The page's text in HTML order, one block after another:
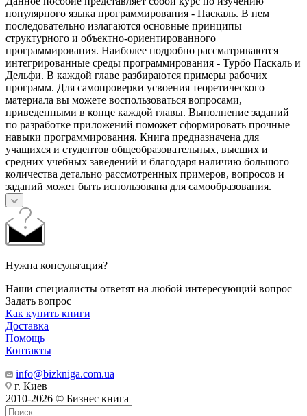
популярного языка программирования - Паскаль. В нем
последовательно излагаются основные принципы
структурного и объектно-ориентированного
программирования. Наиболее подробно рассматриваются
интегрированные среды программирования - Турбо Паскаль и
Дельфи. В каждой главе разбираются примеры рабочих
программ. Для самопроверки усвоения теоретического
материала вы можете воспользоваться вопросами,
приведенными в конце каждой главы. Выполнение заданий
по разработке приложений поможет сформировать прочные
навыки программирования. Книга предназначена для
учащихся и студентов общеобразовательных, высших и
средних учебных заведений и благодаря наличию большого
количества детально рассмотренных примеров, вопросов и
заданий может быть использована для самообразования.
Нужна консультация?
Наши специалисты ответят на любой интересующий вопрос
Задать вопрос
Как купить книги
Доставка
Помощь
Контакты
info@bizkniga.com.ua
г. Киев
2010-2026 © Бизнес книга